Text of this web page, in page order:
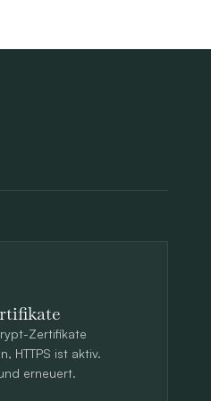
Zertifikate
HTTPS ist aktiv.
erneuert.